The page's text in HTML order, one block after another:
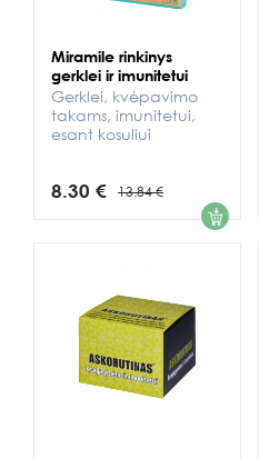
Miramile rinkinys
gerklei ir imunitetui
Gerklei, kvėpavimo
takams, imunitetui,
esant kosuliui
8.30 € 13.84 € 1